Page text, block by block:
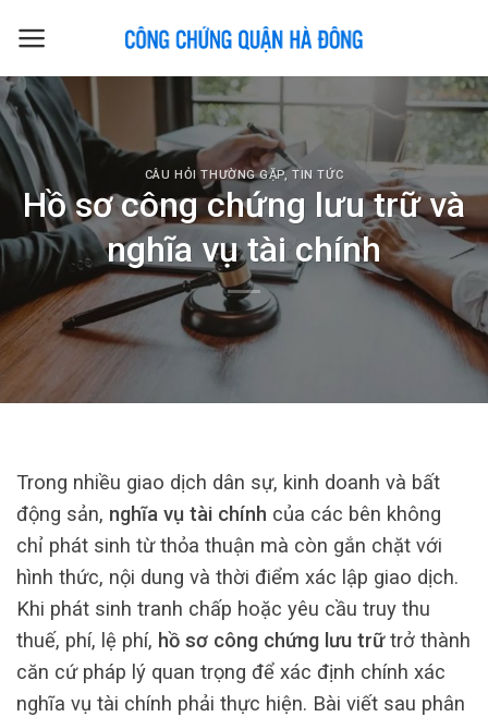
CÂU HỎI THƯỜNG GẶP,TIN TỨC
Hồ sơ công chứng lưu trữ và
nghĩa vụ tài chính
Trong nhiều giao dịch dân sự, kinh doanh và bất
động sản, nghĩa vụ tài chính của các bên không
chỉ phát sinh từ thỏa thuận mà còn gắn chặt với
hình thức, nội dung và thời điểm xác lập giao dịch.
Khi phát sinh tranh chấp hoặc yêu cầu truy thu
thuế, phí, lệ phí, hồ sơ công chứng lưu trữtrở thành
căn cứ pháp lý quan trọng để xác định chính xác
nghĩa vụ tài chính phải thực hiện. Bài viết sau phân